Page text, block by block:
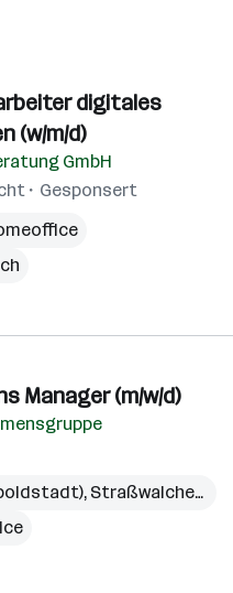
digitales
(w/m/d)
GmbH
Gesponsert
Manager (m/w/d)
, Straßwalchen